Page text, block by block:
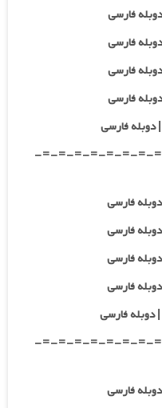
-=-=-=-=-=-=-=-
-=-=-=-=-=-=-=-